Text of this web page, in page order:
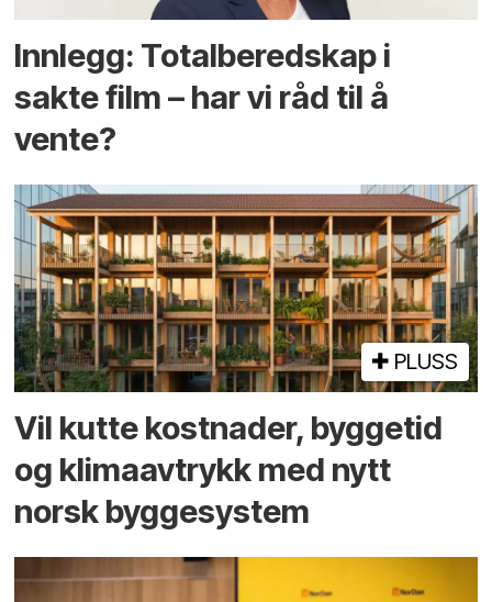
Innlegg: Totalberedskap i
sakte film – har vi råd til å
vente?
PLUSS
Vil kutte kostnader, byggetid
og klima­avtrykk med nytt
norsk bygge­system